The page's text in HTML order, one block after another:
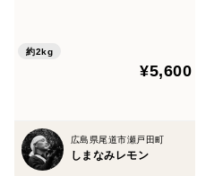
約2kg
¥5,600
広島県尾道市瀬戸田町
しまなみレモン